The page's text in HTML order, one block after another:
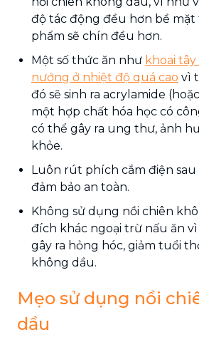
độ tác động đều hơn bề
phẩm sẽ chín đều hơn.
Một số thức ăn như khoai
nướng ở nhiệt độ quá cao vì
đó sẽ sinh ra acrylamide
một hợp chất hóa học có
có thể gây ra ung thư, ảnh
khỏe.
Luôn rút phích cắm điện
đảm bảo an toàn.
Không sử dụng nồi chiên
đích khác ngoại trừ nấu ăn
gây ra hỏng hóc, giảm tuổi
không dầu.
Mẹo sử dụng nồi
dầu